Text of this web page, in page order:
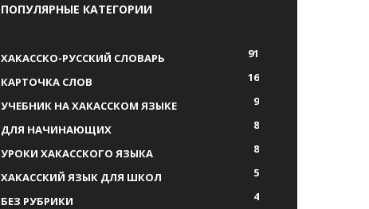
ПОПУЛЯРНЫЕ КАТЕГОРИИ
ХАКАССКО-РУССКИЙ СЛОВАРЬ
91
КАРТОЧКА СЛОВ
16
УЧЕБНИК НА ХАКАССКОМ ЯЗЫКЕ
9
ДЛЯ НАЧИНАЮЩИХ
8
УРОКИ ХАКАССКОГО ЯЗЫКА
8
ХАКАССКИЙ ЯЗЫК ДЛЯ ШКОЛ
5
БЕЗ РУБРИКИ
4